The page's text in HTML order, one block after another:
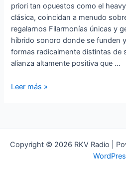
priori tan opuestos como el
clásica, coincidan a menudo
regalarnos Filarmonías únicas y
híbrido sonoro donde se funden
formas radicalmente distintas de
alianza altamente positiva que …
Rock
Leer más »
Copyright © 2026 RKV Radio |